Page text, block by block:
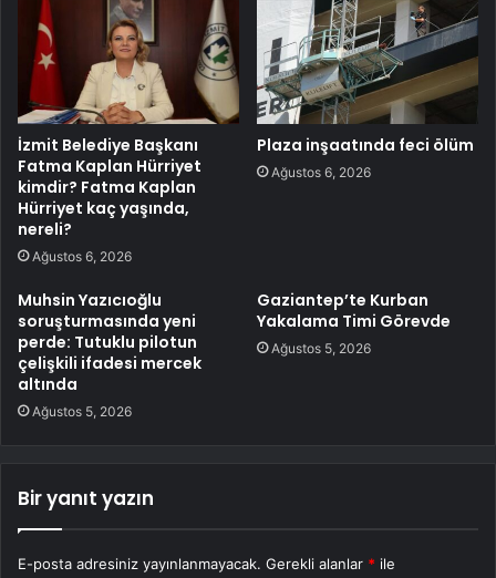
İzmit Belediye Başkanı
Fatma Kaplan Hürriyet
kimdir? Fatma Kaplan
Hürriyet kaç yaşında,
nereli?
Ağustos 6, 2026
Plaza inşaatında feci ölüm
Ağustos 6, 2026
Muhsin Yazıcıoğlu
soruşturmasında yeni
perde: Tutuklu pilotun
çelişkili ifadesi mercek
altında
Ağustos 5, 2026
Gaziantep’te Kurban
Yakalama Timi Görevde
Ağustos 5, 2026
Bir yanıt yazın
E-posta adresiniz yayınlanmayacak. Gerekli alanlar * ile